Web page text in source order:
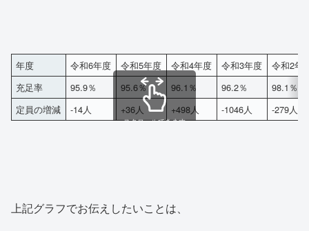
年度 令和6年度 令和5年度 令和4年度 令和3年度
令和2年
充足率
95.9％ 95.6％ 96.1％ 96.2％
98.1％
定員の増減
-14人 +36人 +498人 -1046人 -279人
スクロールできます
上記グラフでお伝えしたいことは、